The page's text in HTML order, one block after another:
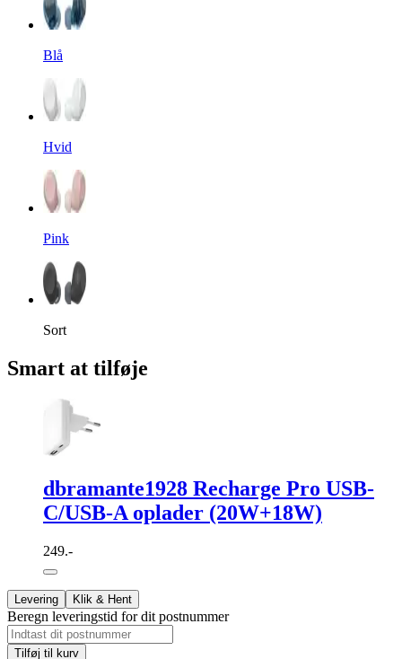
Blå
Hvid
Pink
Sort
Smart at tilføje
dbramante1928 Recharge Pro USB-
C/USB-A oplader (20W+18W)
249.-
Levering Klik & Hent
Beregn leveringstid for dit postnummer
Tilføj til kurv